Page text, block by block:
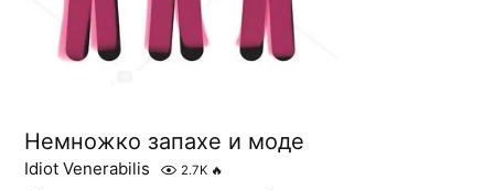
Немножко запахе и моде
Idiot Venerabilis 2.7K 🔥